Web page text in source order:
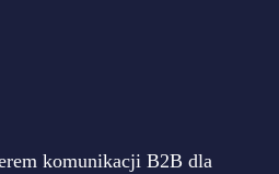
komunikacji B2B dla